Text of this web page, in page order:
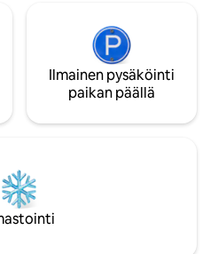
meri- ja
Terrigal
Ilmainen pysäköinti
paikan päällä